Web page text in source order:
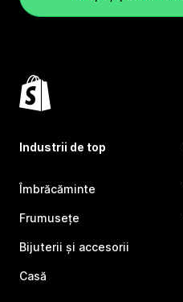
Industrii de top
Îmbrăcăminte
Frumusețe
Bijuterii și accesorii
Casă